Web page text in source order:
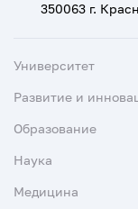
350063 г.
Университет
Развитие и
Образование
Наука
Медицина